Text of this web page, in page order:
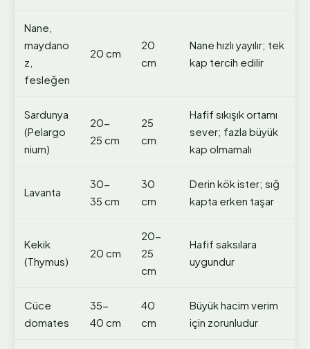
Nane,
maydano
z,
fesleğen
20 cm
20
cm
Nane hızlı yayılır; tek
kap tercih edilir
Sardunya
(Pelargo
nium)
20-
25 cm
25
cm
Hafif sıkışık ortamı
sever; fazla büyük
kap olmamalı
Lavanta
30-
35 cm
30
cm
Derin kök ister; sığ
kapta erken taşar
Kekik
(Thymus)
20 cm
20-
25
cm
Hafif saksılara
uygundur
Cüce
domates
35-
40 cm
40
cm
Büyük hacim verim
için zorunludur